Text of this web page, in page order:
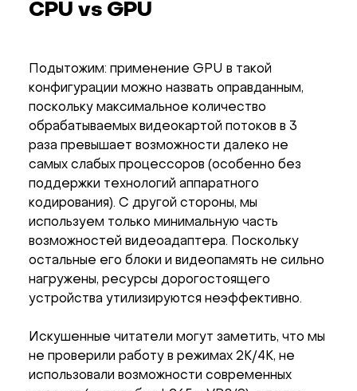
CPU vs GPU
Подытожим: применение GPU в такой
конфигурации можно назвать оправданным,
поскольку максимальное количество
обрабатываемых видеокартой потоков в 3
раза превышает возможности далеко не
самых слабых процессоров (особенно без
поддержки технологий аппаратного
кодирования). С другой стороны, мы
используем только минимальную часть
возможностей видеоадаптера. Поскольку
остальные его блоки и видеопамять не сильно
нагружены, ресурсы дорогостоящего
устройства утилизируются неэффективно.
Искушенные читатели могут заметить, что мы
не проверили работу в режимах 2K/4K, не
использовали возможности современных